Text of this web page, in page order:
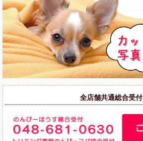
全店舗共通総合受付